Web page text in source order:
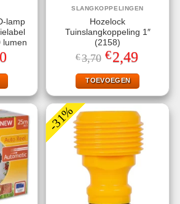
lamp
lumen
is:
€1,00.
SLANGKOPPELINGEN
Hozelock
Tuinslangkoppeling 1″
(2158)
€3,70 Oorspronkelijke
prijs
was:
€3,70.
€2,49
is:
€2,49.
TOEVOEGEN
-31%